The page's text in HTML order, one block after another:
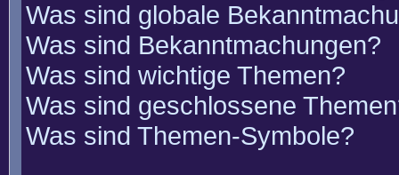
Was sind globale
Was sind Bekanntmachungen?
Was sind wichtige Themen?
Was sind geschlossene
Was sind Themen-Symbole?